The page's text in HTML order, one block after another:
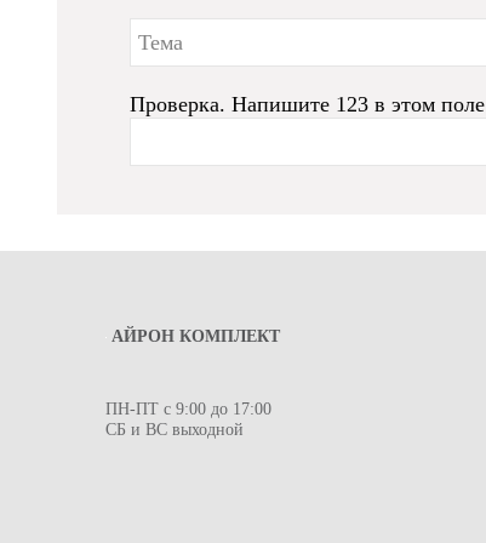
Проверка. Напишите 123 в этом поле
АЙРОН КОМПЛЕКТ
ПН-ПТ с 9:00 до 17:00
СБ и ВС выходной